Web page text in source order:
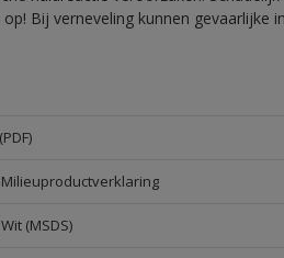
Bij verneveling kunnen gevaarlijke
Milieuproductverklaring
(MSDS)